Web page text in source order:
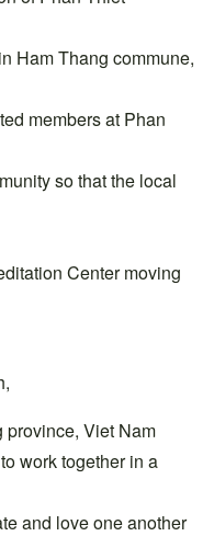
Ham Thang commune,
members at Phan
so that the local
Center moving
province, Viet Nam
work together in a
and love one another